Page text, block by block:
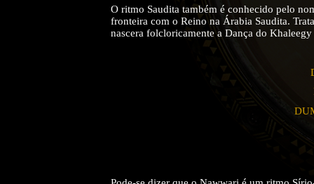
O ritmo Saudita também é conhecido pelo
fronteira com o Reino na Árabia Saudita.
nascera folcloricamente a Dança do